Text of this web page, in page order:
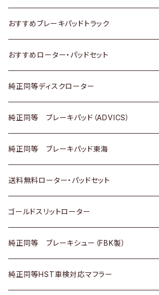
いすゞ
ダイハツ
マツダ
三菱
スバル
日野
三菱ふそう
ＢＭＷ
日産
いすゞ
ダイハツ
マツダ
三菱
日野
三菱ふそう
日産
いすゞ
ダイハツ
三菱
日野
三菱ふそう
その他
ホンダ
スズキ
日産
ダイハツ
マツダ
三菱
スバル
トヨタ
ホンダ
スズキ
日産
いすゞ
ダイハツ
マツダ
三菱
スバル
おすすめブレーキパッドトラック
トヨタ
日産
いすゞ
ダイハツ
マツダ
三菱
おすすめローター・パッドセット
トヨタ
ホンダ
スズキ
日産
ダイハツ
マツダ
三菱
純正同等ディスクローター
トヨタ
ホンダ
スズキ
日産
いすゞ
ダイハツ
純正同等 ブレーキパッド（ADVICS）
トヨタ
ホンダ
スズキ
日産
ダイハツ
純正同等 ブレーキパッド東海
トヨタ
ホンダ
日産
いすゞ
送料無料ローター・パッドセット
トヨタ
ホンダ
スズキ
ゴールドスリットローター
トヨタ
ホンダ
純正同等 ブレーキシュー（FBK製）
ホンダ
純正同等HST車検対応マフラー